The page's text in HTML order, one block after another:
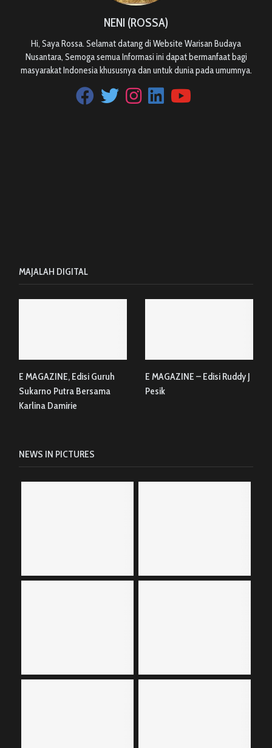
NENI (ROSSA)
Hi, Saya Rossa. Selamat datang di Website Warisan Budaya
Nusantara, Semoga semua Informasi ini dapat bermanfaat bagi
masyarakat Indonesia khususnya dan untuk dunia pada umumnya.
MAJALAH DIGITAL
E MAGAZINE, Edisi Guruh
Sukarno Putra Bersama
Karlina Damirie
E MAGAZINE – Edisi Ruddy J
Pesik
NEWS IN PICTURES